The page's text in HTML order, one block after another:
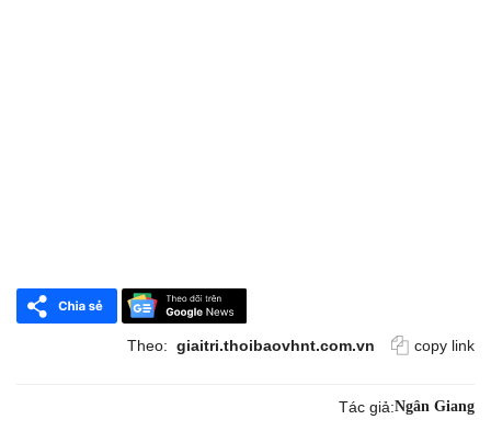
Theo: giaitri.thoibaovhnt.com.vn copy link
Tác giả:Ngân Giang